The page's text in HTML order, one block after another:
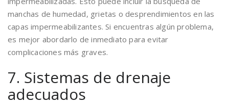
manchas de humedad, grietas o desprendimientos en las
capas impermeabilizantes. Si encuentras algún problema,
es mejor abordarlo de inmediato para evitar
complicaciones más graves.
7. Sistemas de drenaje
adecuados